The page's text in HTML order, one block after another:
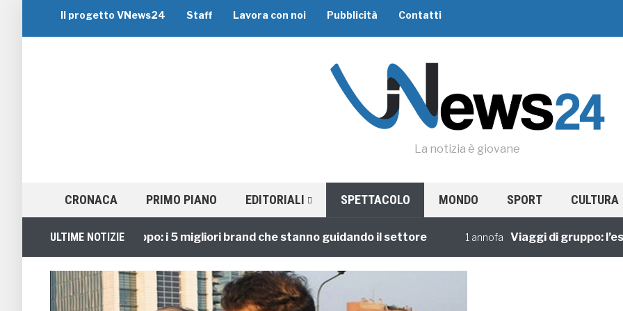
Il progetto VNews24 Staff Lavora con noi Pubblicità Contatti
La notizia è giovane
CRONACA PRIMO PIANO EDITORIALI SPETTACOLO MONDO SPORT CULTURA
ULTIME NOTIZIE
Viaggi di Gruppo: i 5 migliori brand che stanno guidando il settore 1 annofa Viaggi di gruppo: